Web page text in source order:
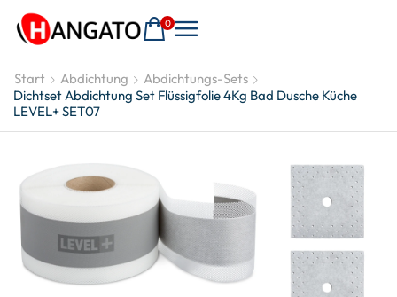
0
Start Abdichtung
Abdichtungs-Sets
Dichtset Abdichtung Set Flüssigfolie 4Kg Bad Dusche Küche
LEVEL+ SET07